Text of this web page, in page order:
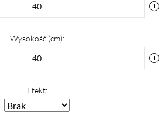
Wysokość (cm):
Efekt: